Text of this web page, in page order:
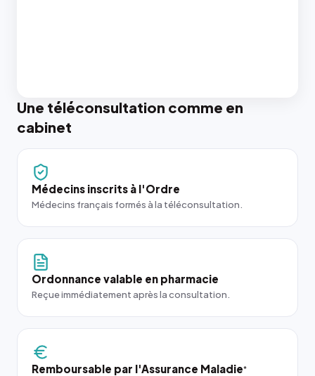
Une téléconsultation comme en
cabinet
Médecins inscrits à l'Ordre
Médecins français formés à la téléconsultation.
Ordonnance valable en pharmacie
Reçue immédiatement après la consultation.
Remboursable par l'Assurance Maladie*